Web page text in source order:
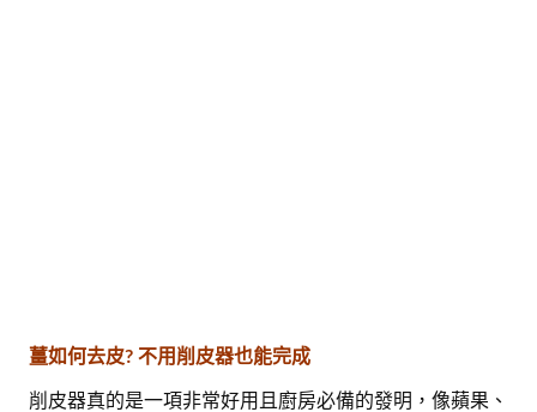
薑如何去皮? 不用削皮器也能完成
削皮器真的是一項非常好用且廚房必備的發明，像蘋果、